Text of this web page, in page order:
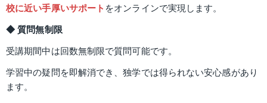
校に近い手厚いサポート をオンラインで実現します。
◆ 質問無制限
受講期間中は回数無制限で質問可能です。
学習中の疑問を即解消でき、独学では得られない安心感があり
ます。